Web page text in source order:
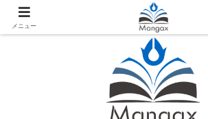
人気おすすめ漫画紹介ならMangax（マ
メニュー